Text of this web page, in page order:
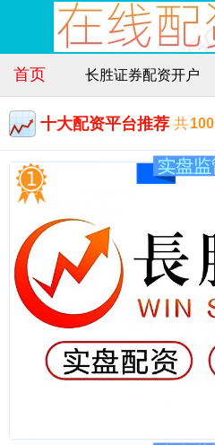
首页 长胜证券配资开户
十大配资平台推荐 共100